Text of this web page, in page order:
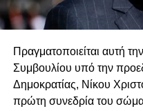
Πραγματοποιείται αυτή
Συμβουλίου υπό την
Δημοκρατίας, Νίκου
πρώτη συνεδρία του